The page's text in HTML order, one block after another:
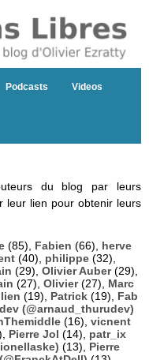
Podcasts Videos
du blog par leurs
leur lien pour obtenir leurs
(85), Fabien (66), herve
(40), philippe (32),
(29), Olivier Auber(29),
(27), Olivier(27), Marc
(19), Patrick (19), Fab
(@arnaud_thurudev)
(16), vicnent
Pierre Jol (14), patr_ix
(13), Pierre